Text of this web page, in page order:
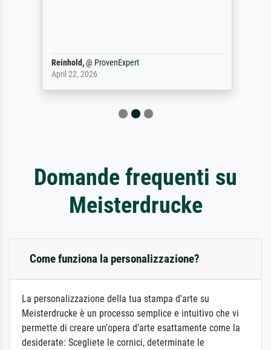
Reinhold,@ ProvenExpert
April 22, 2026
Domande frequenti su
Meisterdrucke
Come funziona la personalizzazione?
La personalizzazione della tua stampa d'arte su
Meisterdrucke è un processo semplice e intuitivo che vi
permette di creare un'opera d'arte esattamente come la
desiderate: Scegliete le cornici, determinate le